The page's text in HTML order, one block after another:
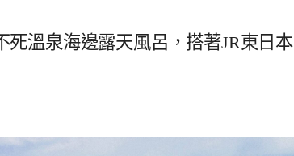
溫泉海邊露天風呂，搭著JR東日本